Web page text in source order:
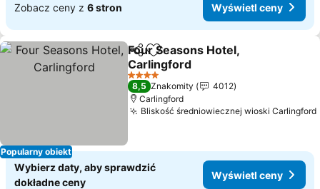
Zobacz ceny z 6 stron Wyświetl ceny
Popularny obiekt
Udostępnij
Dodaj do ulubionych
Four Seasons Hotel,
Carlingford
4 Kategoria
8,5 Znakomity
4012
Carlingford
Bliskość średniowiecznej wioski Carlingford
Wybierz daty, aby sprawdzić
dokładne ceny
Wyświetl ceny